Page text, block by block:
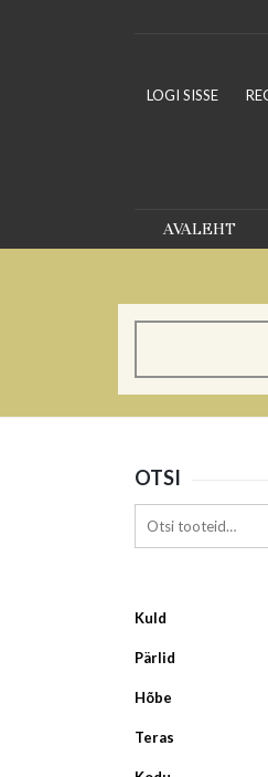
LOGI SISSE
AVALEHT
OTSI
Kuld
Pärlid
Hõbe
Teras